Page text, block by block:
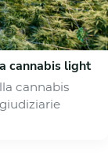
cannabis light
cannabis